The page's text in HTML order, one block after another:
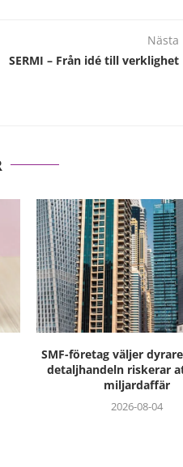
Nästa
SERMI – Från idé till verklighet
SMF-företag väljer
detaljhandeln riskerar
miljardaffär
2026-08-04